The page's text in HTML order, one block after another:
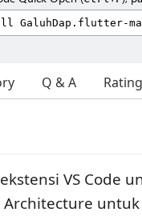
Q & A
VS Code